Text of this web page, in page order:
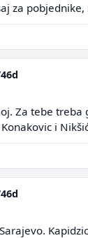
za
Za tebe
i